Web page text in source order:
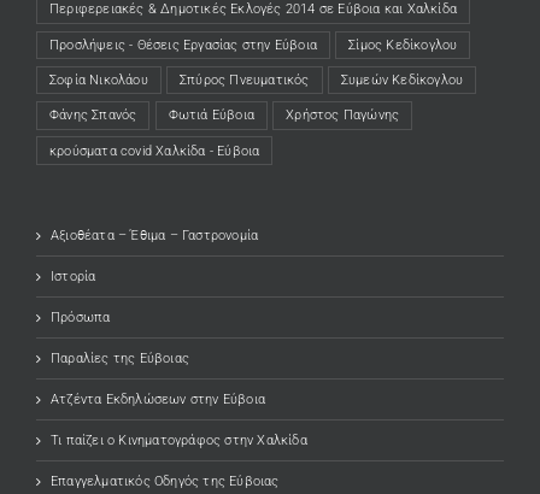
Περιφερειακές & Δημοτικές Εκλογές 2014 σε Εύβοια και Χαλκίδα
Προσλήψεις - Θέσεις Εργασίας στην Εύβοια Σίμος Κεδίκογλου
Σοφία Νικολάου Σπύρος Πνευματικός Συμεών Κεδίκογλου
Φάνης Σπανός Φωτιά Εύβοια Χρήστος Παγώνης
κρούσματα covid Χαλκίδα - Εύβοια
Αξιοθέατα – Έθιμα – Γαστρονομία
Ιστορία
Πρόσωπα
Παραλίες της Εύβοιας
Ατζέντα Εκδηλώσεων στην Εύβοια
Τι παίζει ο Κινηματογράφος στην Χαλκίδα
Επαγγελματικός Οδηγός της Εύβοιας